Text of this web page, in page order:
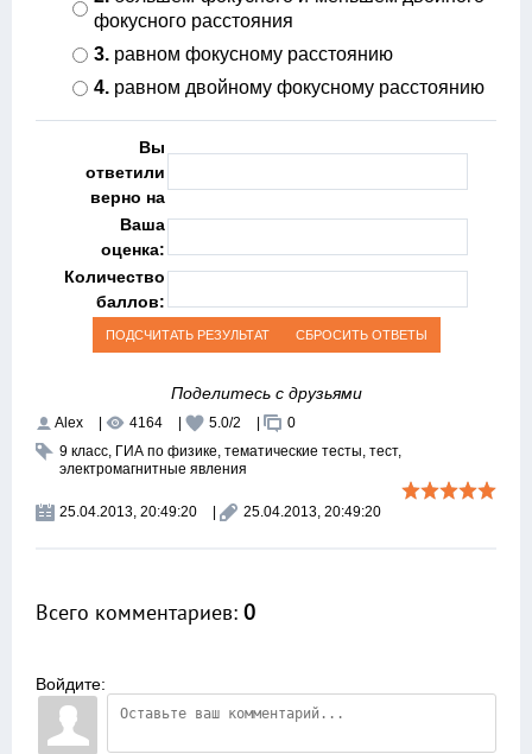
фокусного расстояния
3. равном фокусному расстоянию
4. равном двойному фокусному расстоянию
Вы
ответили
верно на
Ваша
оценка:
Количество
баллов:
Поделитесь с друзьями
Alex 4164 5.0/2
0
9 класс, ГИА по физике, тематические тесты, тест,
электромагнитные явления
25.04.2013, 20:49:20 25.04.2013, 20:49:20
Всего комментариев: 0
Войдите: